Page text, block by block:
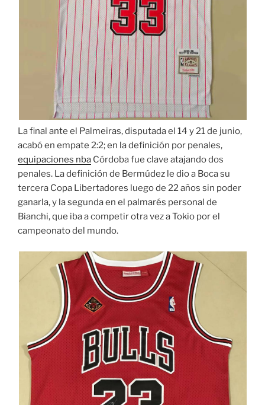
La final ante el Palmeiras, disputada el 14 y 21 de junio,
acabó en empate 2:2; en la definición por penales,
equipaciones nba Córdoba fue clave atajando dos
penales. La definición de Bermúdez le dio a Boca su
tercera Copa Libertadores luego de 22 años sin poder
ganarla, y la segunda en el palmarés personal de
Bianchi, que iba a competir otra vez a Tokio por el
campeonato del mundo.